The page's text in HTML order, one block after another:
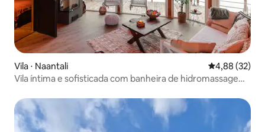
Vila ⋅ Naantali 4,88 de uma
4,88 (32)
Vila íntima e sofisticada com banheira de hidromassagem